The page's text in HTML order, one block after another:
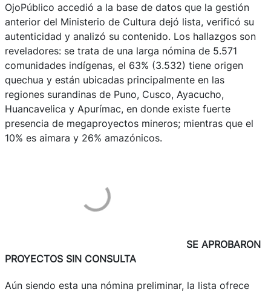
OjoPúblico accedió a la base de datos que la gestión
anterior del Ministerio de Cultura dejó lista, verificó su
autenticidad y analizó su contenido. Los hallazgos son
reveladores: se trata de una larga nómina de 5.571
comunidades indígenas, el 63% (3.532) tiene origen
quechua y están ubicadas principalmente en las
regiones surandinas de Puno, Cusco, Ayacucho,
Huancavelica y Apurímac, en donde existe fuerte
presencia de megaproyectos mineros; mientras que el
10% es aimara y 26% amazónicos.
SE APROBARON
PROYECTOS SIN CONSULTA
Aún siendo esta una nómina preliminar, la lista ofrece